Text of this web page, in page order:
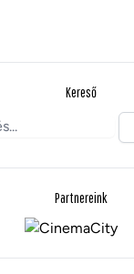
Kereső
Partnereink